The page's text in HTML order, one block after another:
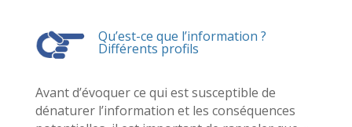
Qu’est-ce que l’information ?
Différents profils
Avant d’évoquer ce qui est susceptible de
dénaturer l’information et les conséquences